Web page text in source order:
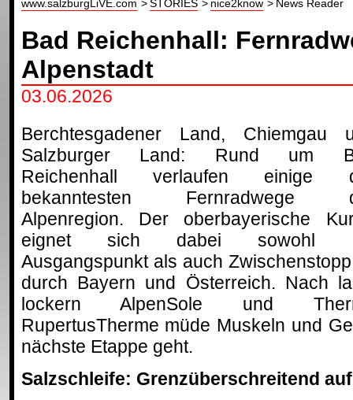
www.salzburgLiVE.com STORIES nice2know News Reader
Bad Reichenhall:
Alpenstadt
03.06.2026
Berchtesgadener Land, Chiemgau
Salzburger Land: Rund um
Reichenhall verlaufen einige
bekanntesten Fernradwege
Alpenregion. Der oberbayerische
eignet sich dabei sowohl
Ausgangspunkt als auch
durch Bayern und Österreich. Nach
lockern AlpenSole und
RupertusTherme müde Muskeln und
nächste Etappe geht.
Salzschleife: Grenzüberschreitend